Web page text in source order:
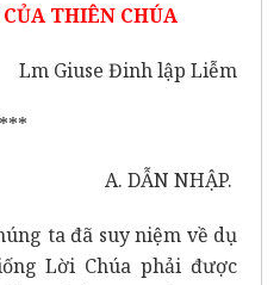
THIÊN CHÚA
Lm Giuse Đinh lập Liễm
***
A. DẪN NHẬP.
ta đã suy niệm về dụ
Lời Chúa phải được